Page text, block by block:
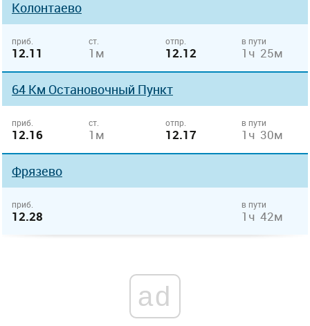
Колонтаево
приб.
12.11
ст.
1м
отпр.
12.12
в пути
1ч 25м
64 Км Остановочный Пункт
приб.
12.16
ст.
1м
отпр.
12.17
в пути
1ч 30м
Фрязево
приб.
12.28
в пути
1ч 42м
ad